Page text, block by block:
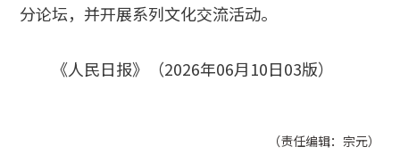
分论坛，并开展系列文化交流活动。
《人民日报》（2026年06月10日03版）
（责任编辑：宗元）